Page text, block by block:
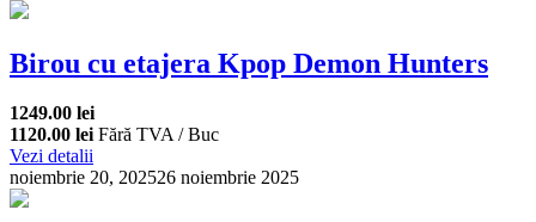
Birou cu etajera Kpop Demon Hunters
1249.00 lei
1120.00 lei Fără TVA / Buc
Vezi detalii
noiembrie 20, 202526 noiembrie 2025